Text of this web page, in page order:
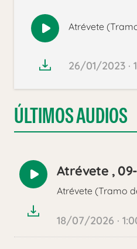
Reproducir
audio
Atrévete
26/01/2023 ·
ÚLTIMOS AUDIOS
Reproducir
audio
Atrévete ,
Atrévete (Tramo
18/07/2026 ·